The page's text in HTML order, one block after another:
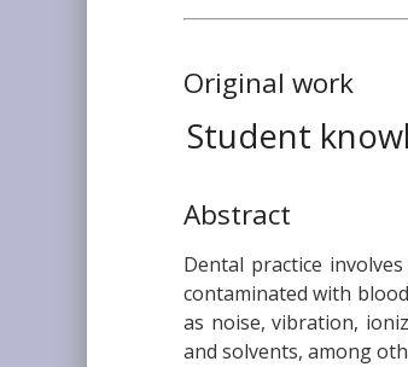
Original work
Student
Abstract
Dental practice
contaminated with
as noise, vibration,
and solvents, among